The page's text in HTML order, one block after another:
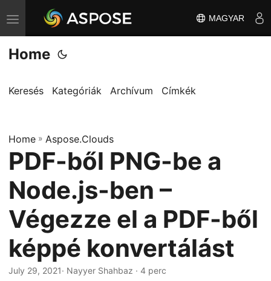
T
o
g
l
a
v
i
g
t
i
o
n
MAGYAR
Home
Keresés Kategóriák Archívum Címkék
Home » Aspose.Clouds
PDF-ből PNG-be a
Node.js-ben –
Végezze el a PDF-ből
képpé konvertálást
July 29, 2021· Nayyer Shahbaz · 4 perc